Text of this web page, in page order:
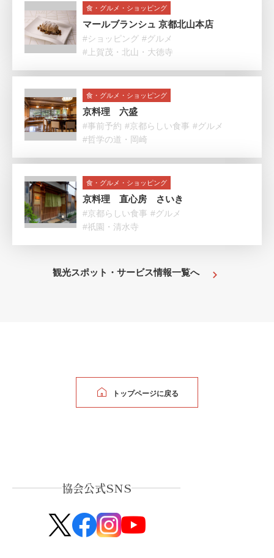
食・グルメ・ショッピング
マールブランシュ 京都北山本店
#ショッピング #グルメ
#上賀茂・北山・大徳寺
食・グルメ・ショッピング
京料理 六盛
#事前予約 #京都らしい食事 #グルメ
#哲学の道・岡崎
食・グルメ・ショッピング
京料理 直心房 さいき
#京都らしい食事 #グルメ
#祇園・清水寺
観光スポット・サービス情報一覧へ
トップページに戻る
協会公式SNS